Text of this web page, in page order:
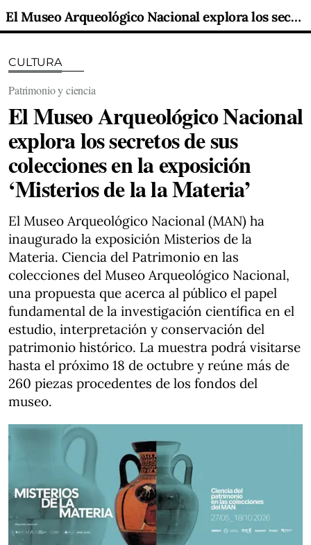
El Museo Arqueológico Nacional explora los secretos de sus colecciones en la exposición ‘Misterios de la la Materia’
CULTURA
Patrimonio y ciencia
El Museo Arqueológico Nacional
explora los secretos de sus
colecciones en la exposición
‘Misterios de la la Materia’
El Museo Arqueológico Nacional (MAN) ha
inaugurado la exposición Misterios de la
Materia. Ciencia del Patrimonio en las
colecciones del Museo Arqueológico Nacional,
una propuesta que acerca al público el papel
fundamental de la investigación científica en el
estudio, interpretación y conservación del
patrimonio histórico. La muestra podrá visitarse
hasta el próximo 18 de octubre y reúne más de
260 piezas procedentes de los fondos del
museo.